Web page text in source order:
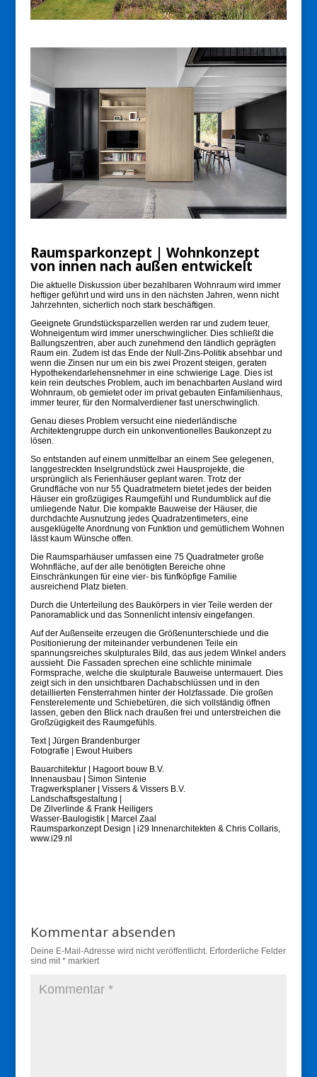
Raumsparkonzept | Wohnkonzept
von innen nach außen entwickelt
Die aktuelle Diskussion über bezahlbaren Wohnraum wird immer
heftiger geführt und wird uns in den nächsten Jahren, wenn nicht
Jahrzehnten, sicherlich noch stark beschäftigen.
Geeignete Grundstücksparzellen werden rar und zudem teuer,
Wohneigentum wird immer unerschwinglicher. Dies schließt die
Ballungszentren, aber auch zunehmend den ländlich geprägten
Raum ein. Zudem ist das Ende der Null-Zins-Politik absehbar und
wenn die Zinsen nur um ein bis zwei Prozent steigen, geraten
Hypothekendarlehensnehmer in eine schwierige Lage. Dies ist
kein rein deutsches Problem, auch im benachbarten Ausland wird
Wohnraum, ob gemietet oder im privat gebauten Einfamilienhaus,
immer teurer, für den Normalverdiener fast unerschwinglich.
Genau dieses Problem versucht eine niederländische
Architektengruppe durch ein unkonventionelles Baukonzept zu
lösen.
So entstanden auf einem unmittelbar an einem See gelegenen,
langgestreckten Inselgrundstück zwei Hausprojekte, die
ursprünglich als Ferienhäuser geplant waren. Trotz der
Grundfläche von nur 55 Quadratmetern bietet jedes der beiden
Häuser ein großzügiges Raumgefühl und Rundumblick auf die
umliegende Natur. Die kompakte Bauweise der Häuser, die
durchdachte Ausnutzung jedes Quadratzentimeters, eine
ausgeklügelte Anordnung von Funktion und gemütlichem Wohnen
lässt kaum Wünsche offen.
Die Raumsparhäuser umfassen eine 75 Quadratmeter große
Wohnfläche, auf der alle benötigten Bereiche ohne
Einschränkungen für eine vier- bis fünfköpfige Familie
ausreichend Platz bieten.
Durch die Unterteilung des Baukörpers in vier Teile werden der
Panoramablick und das Sonnenlicht intensiv eingefangen.
Auf der Außenseite erzeugen die Größenunterschiede und die
Positionierung der miteinander verbundenen Teile ein
spannungsreiches skulpturales Bild, das aus jedem Winkel anders
aussieht. Die Fassaden sprechen eine schlichte minimale
Formsprache, welche die skulpturale Bauweise untermauert. Dies
zeigt sich in den unsichtbaren Dachabschlüssen und in den
detaillierten Fensterrahmen hinter der Holzfassade. Die großen
Fensterelemente und Schiebetüren, die sich vollständig öffnen
lassen, geben den Blick nach draußen frei und unterstreichen die
Großzügigkeit des Raumgefühls.
Text | Jürgen Brandenburger
Fotografie | Ewout Huibers
Bauarchitektur | Hagoort bouw B.V.
Innenausbau | Simon Sintenie
Tragwerksplaner | Vissers & Vissers B.V.
Landschaftsgestaltung |
De Zilverlinde & Frank Heiligers
Wasser-Baulogistik | Marcel Zaal
Raumsparkonzept Design | i29 Innenarchitekten & Chris Collaris,
www.i29.nl
Kommentar absenden
Deine E-Mail-Adresse wird nicht veröffentlicht. Erforderliche Felder
sind mit*markiert